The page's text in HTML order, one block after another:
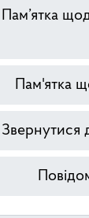
Пам’ятка
Пам'ятка
Звернутися